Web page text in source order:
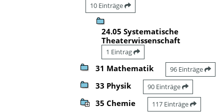
10 Einträge
24.05 Systematische
Theaterwissenschaft
1 Eintrag
31 Mathematik 96 Einträge
33 Physik 90 Einträge
35 Chemie 117 Einträge